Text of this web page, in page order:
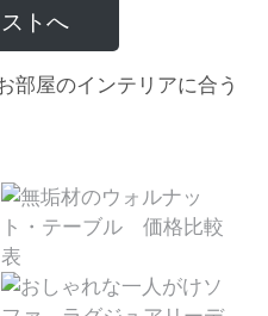
トへ
部屋のインテリアに合う